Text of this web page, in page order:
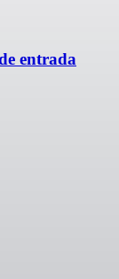
entrada